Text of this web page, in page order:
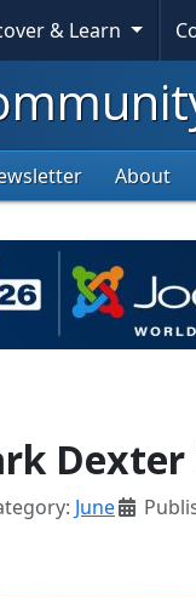
& Learn
About
Dexter
June